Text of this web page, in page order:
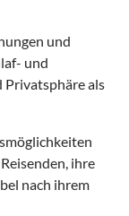
und
und
Privatsphäre als
ihre
nach ihrem